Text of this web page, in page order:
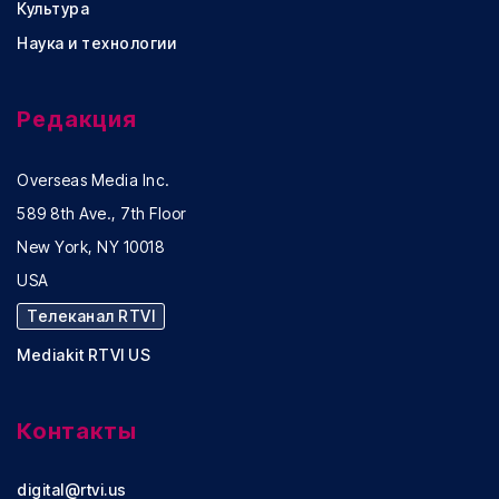
Культура
Наука и технологии
Редакция
Overseas Media Inc.
589 8th Ave., 7th Floor
New York, NY 10018
USA
Телеканал RTVI
Mediakit RTVI US
Контакты
digital@rtvi.us